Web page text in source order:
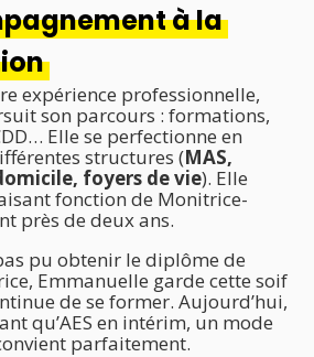
à la
expérience professionnelle,
son parcours : formations,
Elle se perfectionne en
structures (MAS,
foyers de vie). Elle
fonction de Monitrice-
près de deux ans.
pu obtenir le diplôme de
Emmanuelle garde cette soif
de se former. Aujourd’hui,
qu’AES en intérim, un mode
parfaitement.